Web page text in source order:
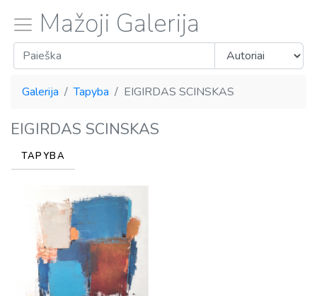
Mažoji Galerija
Galerija Tapyba EIGIRDAS SCINSKAS
EIGIRDAS SCINSKAS
TAPYBA